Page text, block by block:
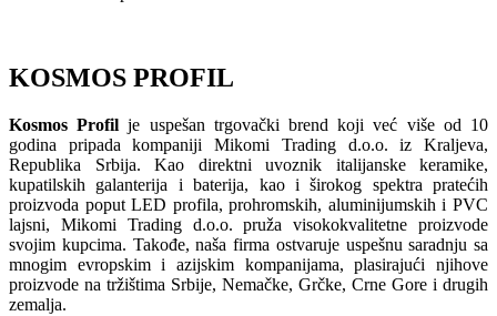
KOSMOS PROFIL
Kosmos Profil je uspešan trgovački brend koji već više od 10
godina pripada kompaniji Mikomi Trading d.o.o. iz Kraljeva,
Republika Srbija. Kao direktni uvoznik italijanske keramike,
kupatilskih galanterija i baterija, kao i širokog spektra pratećih
proizvoda poput LED profila, prohromskih, aluminijumskih i PVC
lajsni, Mikomi Trading d.o.o. pruža visokokvalitetne proizvode
svojim kupcima. Takođe, naša firma ostvaruje uspešnu saradnju sa
mnogim evropskim i azijskim kompanijama, plasirajući njihove
proizvode na tržištima Srbije, Nemačke, Grčke, Crne Gore i drugih
zemalja.